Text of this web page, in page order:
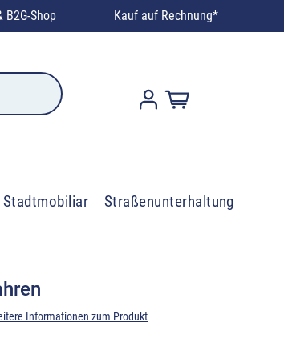
B2G-Shop Kauf auf Rechnung*
Stadtmobiliar Straßenunterhaltung
Informationen zum Produkt